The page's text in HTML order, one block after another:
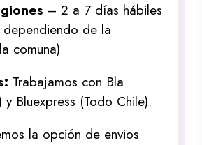
– 2 a 7 días hábiles
de la
comuna)
Trabajamos con Bla
y Bluexpress (Todo Chile).
la opción de envios